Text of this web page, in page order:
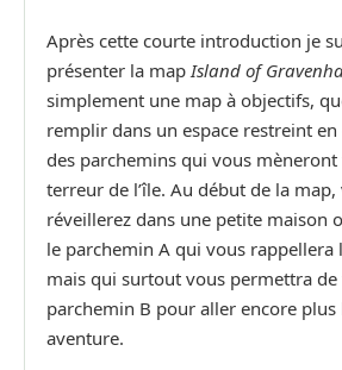
Après cette courte introduction je
présenter la mapIsland of
simplement une map à objectifs,
remplir dans un espace restreint
des parchemins qui vous
terreur de l’île. Au début de la
réveillerez dans une petite maison
le parchemin A qui vous rappellera
mais qui surtout vous permettra
parchemin B pour aller encore plus
aventure.